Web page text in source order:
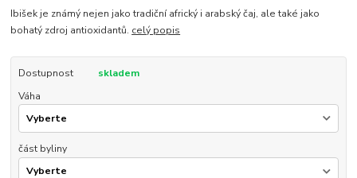
Ibišek je známý nejen jako tradiční africký i arabský čaj, ale také jako
bohatý zdroj antioxidantů. celý popis
Dostupnost
skladem
Váha
část byliny